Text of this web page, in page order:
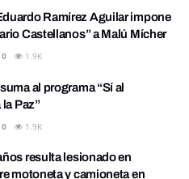
Ramírez Aguilar impone
Castellanos” a Malú Mícher
0 1.9K
al programa “Sí al
la Paz”
0 1.9K
resulta lesionado en
motoneta y camioneta en